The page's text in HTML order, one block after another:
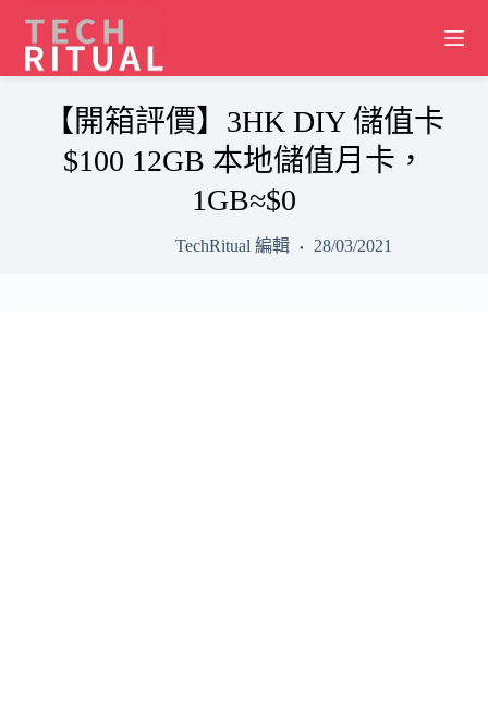
content
【開箱評價】3HK DIY 儲值卡
$100 12GB 本地儲值月卡，
1GB≈$0
TechRitual 編輯 28/03/2021